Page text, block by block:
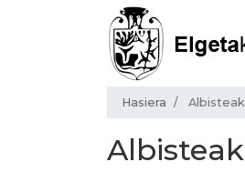
Hasiera Albisteak
Albisteak